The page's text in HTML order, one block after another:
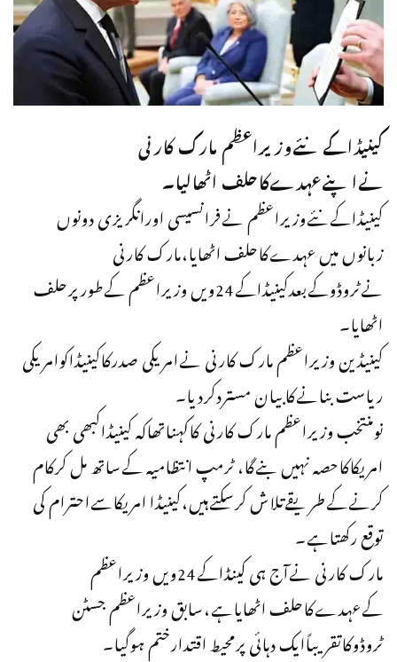
کینیڈاکےنئےوزیراعظم مارک کارنی
نےاپنےعہدےکاحلف اٹھالیا۔
کینیڈاکےنئےوزیراعظم نےفرانسیسی اورانگریزی دونوں
زبانوں میں عہدےکاحلف اٹھایا،مارک کارنی
نےٹروڈوکےبعدکینیڈاکے24ویں وزیراعظم کےطورپرحلف
اٹھایا۔
کینیڈین وزیراعظم مارک کارنی نےامریکی صدرکاکینیڈاکوامریکی
ریاست بنانےکابیان مستردکردیا۔
نومنتخب وزیراعظم مارک کارنی کاکہناتھاکہ کینیڈاکبھی بھی
امریکاکاحصہ نہیں بنےگا، ٹرمپ انتظامیہ کےساتھ مل کرکام
کرنےکےطریقےتلاش کرسکتےہیں،کینیڈا امریکاسےاحترام کی
توقع رکھتاہے۔
مارک کارنی نےآج ہی کینڈاکے24ویں وزیراعظم
کےعہدےکاحلف اٹھایاہے،سابق وزیراعظم جسٹن
ٹروڈوکاتقریباًایک دہائی پرمحیط اقتدارختم ہوگیا۔